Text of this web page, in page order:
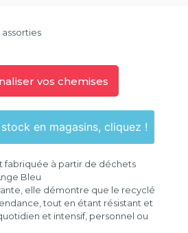
vos chemises
Pour vérifier le stock en magasins, cliquez !
fabriquée à partir de déchets
Bleu
elle démontre que le recyclé
tout en étant résistant et
et intensif, personnel ou